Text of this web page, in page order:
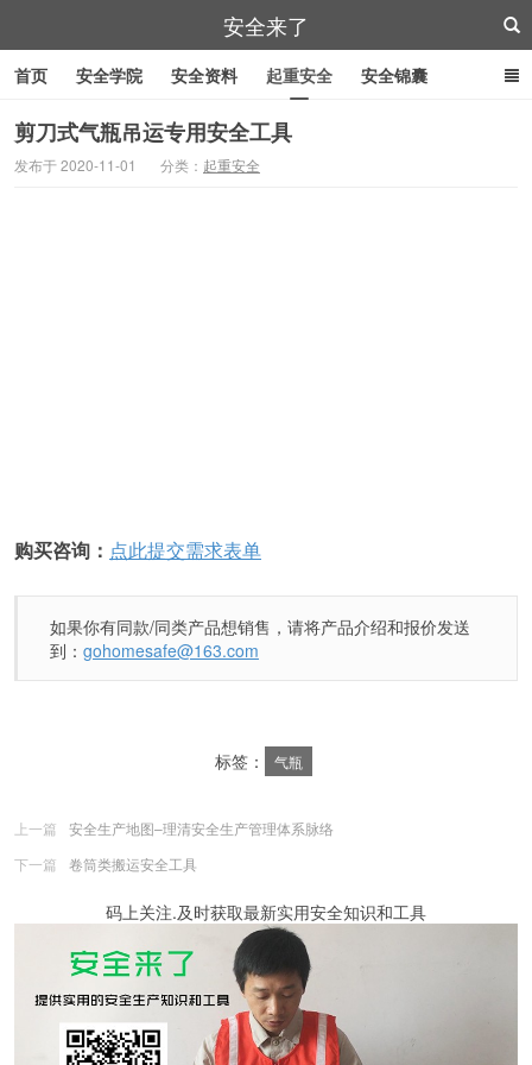
安全来了
首页 安全学院 安全资料 起重安全 安全锦囊
叉车安全 管道作业 特殊工具
劳防用品
剪刀式气瓶吊运专用安全工具
发布于 2020-11-01 分类： 起重安全
购买咨询： 点此提交需求表单
如果你有同款/同类产品想销售，请将产品介绍和报价发送
到： gohomesafe@163.com
标签： 气瓶
上一篇
安全生产地图–理清安全生产管理体系脉络
下一篇
卷筒类搬运安全工具
码上关注.及时获取最新实用安全知识和工具